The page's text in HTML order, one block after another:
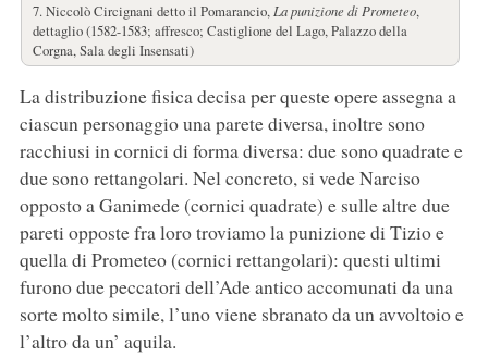
7. Niccolò Circignani detto il Pomarancio, La punizione di Prometeo,
dettaglio (1582-1583; affresco; Castiglione del Lago, Palazzo della
Corgna, Sala degli Insensati)
La distribuzione fisica decisa per queste opere assegna a
ciascun personaggio una parete diversa, inoltre sono
racchiusi in cornici di forma diversa: due sono quadrate e
due sono rettangolari. Nel concreto, si vede Narciso
opposto a Ganimede (cornici quadrate) e sulle altre due
pareti opposte fra loro troviamo la punizione di Tizio e
quella di Prometeo (cornici rettangolari): questi ultimi
furono due peccatori dell’Ade antico accomunati da una
sorte molto simile, l’uno viene sbranato da un avvoltoio e
l’altro da un’ aquila.